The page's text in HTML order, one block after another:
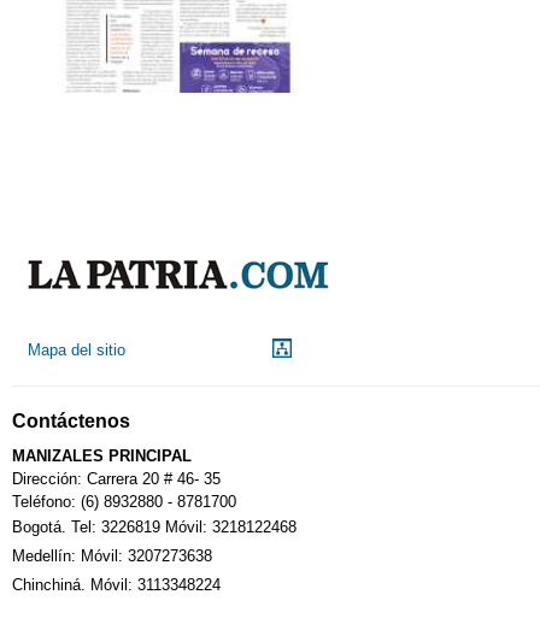
Mapa del sitio
Contáctenos
MANIZALES PRINCIPAL
Dirección: Carrera 20 # 46- 35
Teléfono: (6) 8932880 - 8781700
Bogotá. Tel: 3226819 Móvil: 3218122468
Medellín: Móvil: 3207273638
Chinchiná. Móvil: 3113348224